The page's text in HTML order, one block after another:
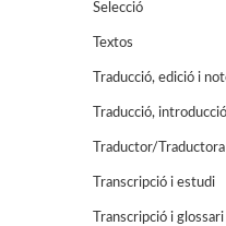
Selecció
Textos
Traducció, edició i
Traducció,
Traductor/Traductora
Transcripció i estudi
Transcripció i glossari